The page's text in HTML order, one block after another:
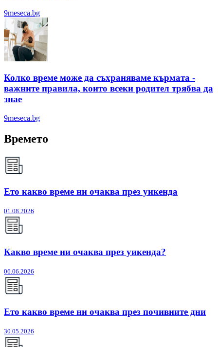
9meseca.bg
Колко време може да съхраняваме кърмата -
важните правила, които всеки родител трябва да
знае
9meseca.bg
Времето
Ето какво време ни очаква през уикенда
01.08.2026
Какво време ни очаква през уикенда?
06.06.2026
Ето какво време ни очаква през почивните дни
30.05.2026